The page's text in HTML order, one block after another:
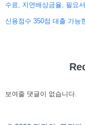
수료, 지연배상금율, 필요
신용점수 350점 대출 가능
보여줄 댓글이 없습니다.